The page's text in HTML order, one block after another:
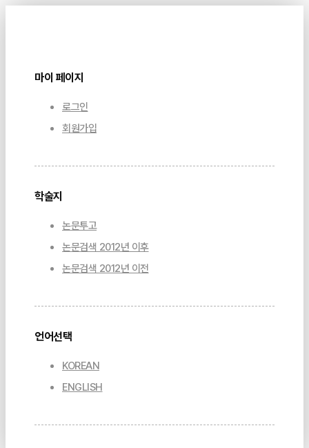
마이 페이지
로그인
회원가입
학술지
논문투고
논문검색 2012년 이후
논문검색 2012년 이전
언어선택
KOREAN
ENGLISH